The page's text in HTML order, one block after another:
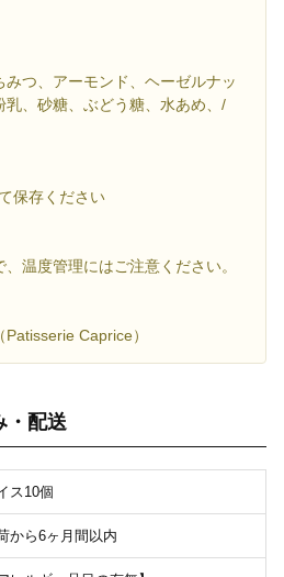
つ、アーモンド、ヘーゼルナッ
乳、砂糖、ぶどう糖、水あめ、/
保存ください
温度管理にはご注意ください。
Caprice）
・配送
ス10個
から6ヶ月間以内